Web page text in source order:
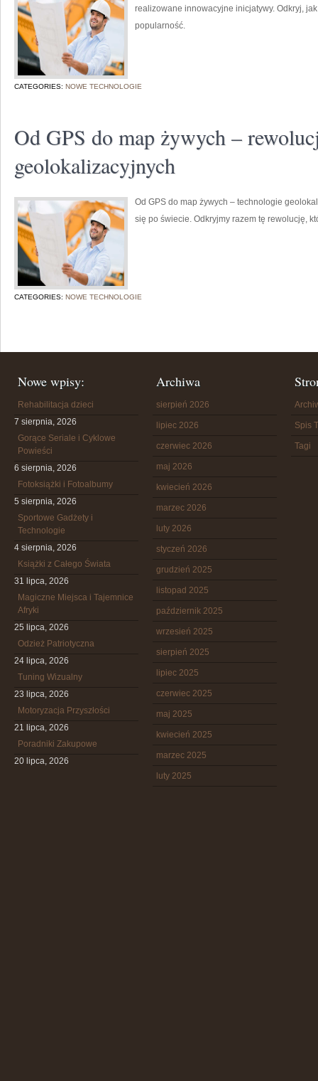
realizowane innowacyjne inicjatywy. Odkryj,
popularność.
CATEGORIES: NOWE TECHNOLOGIE
Od GPS do map żywych –
geolokalizacyjnych
Od GPS do map żywych – technologie
się po świecie. Odkryjmy razem tę rewolucję,
CATEGORIES: NOWE TECHNOLOGIE
Nowe wpisy:
Rehabilitacja dzieci
7 sierpnia, 2026
Gorące Seriale i Cyklowe
Powieści
6 sierpnia, 2026
Fotoksiążki i Fotoalbumy
5 sierpnia, 2026
Sportowe Gadżety i
Technologie
4 sierpnia, 2026
Książki z Całego Świata
31 lipca, 2026
Magiczne Miejsca i Tajemnice
Afryki
25 lipca, 2026
Odzież Patriotyczna
24 lipca, 2026
Tuning Wizualny
23 lipca, 2026
Motoryzacja Przyszłości
21 lipca, 2026
Poradniki Zakupowe
20 lipca, 2026
Archiwa
sierpień 2026
lipiec 2026
czerwiec 2026
maj 2026
kwiecień 2026
marzec 2026
luty 2026
styczeń 2026
grudzień 2025
listopad 2025
październik 2025
wrzesień 2025
sierpień 2025
lipiec 2025
czerwiec 2025
maj 2025
kwiecień 2025
marzec 2025
luty 2025
Spis
Tagi